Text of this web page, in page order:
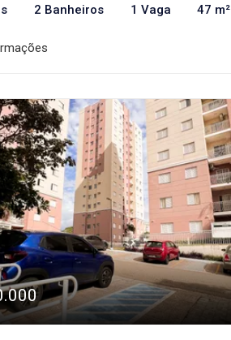
2 Banheiros 1 Vaga 47 m²